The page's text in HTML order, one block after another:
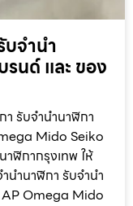
บจำนำ
นด์ และ ของ
า รับจำนำนาฬิกา
Mido Seiko
าฬิกากรุงเทพ ให้
นำนาฬิกา รับจำนำ
Omega Mido